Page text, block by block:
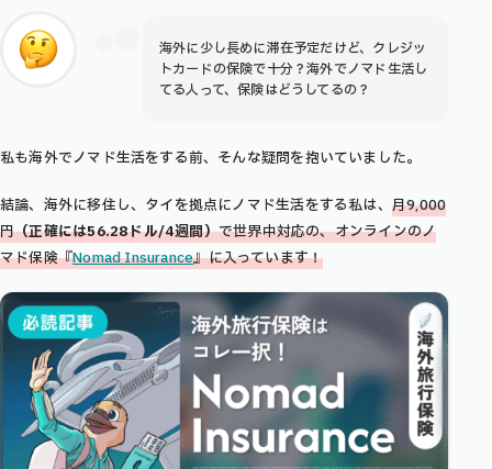
海外に少し長めに滞在予定だけど、クレジッ
トカードの保険で十分？海外でノマド生活し
てる人って、保険はどうしてるの？
私も海外でノマド生活をする前、そんな疑問を抱いていました。
結論、海外に移住し、タイを拠点にノマド生活をする私は、 月9,000
円（正確には56.28ドル/4週間）で世界中対応の、オンラインのノ
マド保険『Nomad Insurance』に入っています！